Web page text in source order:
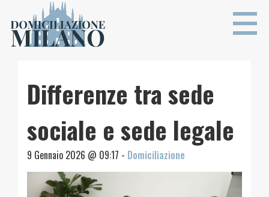
Differenze tra sede
sociale e sede legale
9 Gennaio 2026 @ 09:17 - Domiciliazione